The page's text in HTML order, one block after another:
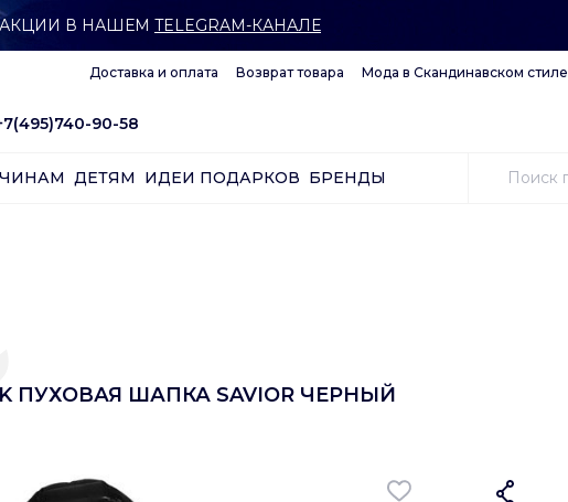
В НАШЕМ TELEGRAM-КАНАЛЕ
Доставка и оплата Возврат товара Мода в Скандинавском стиле
90-58
ДЕТЯМ ИДЕИ ПОДАРКОВ БРЕНДЫ
ПУХОВАЯ ШАПКА SAVIOR ЧЕРНЫЙ